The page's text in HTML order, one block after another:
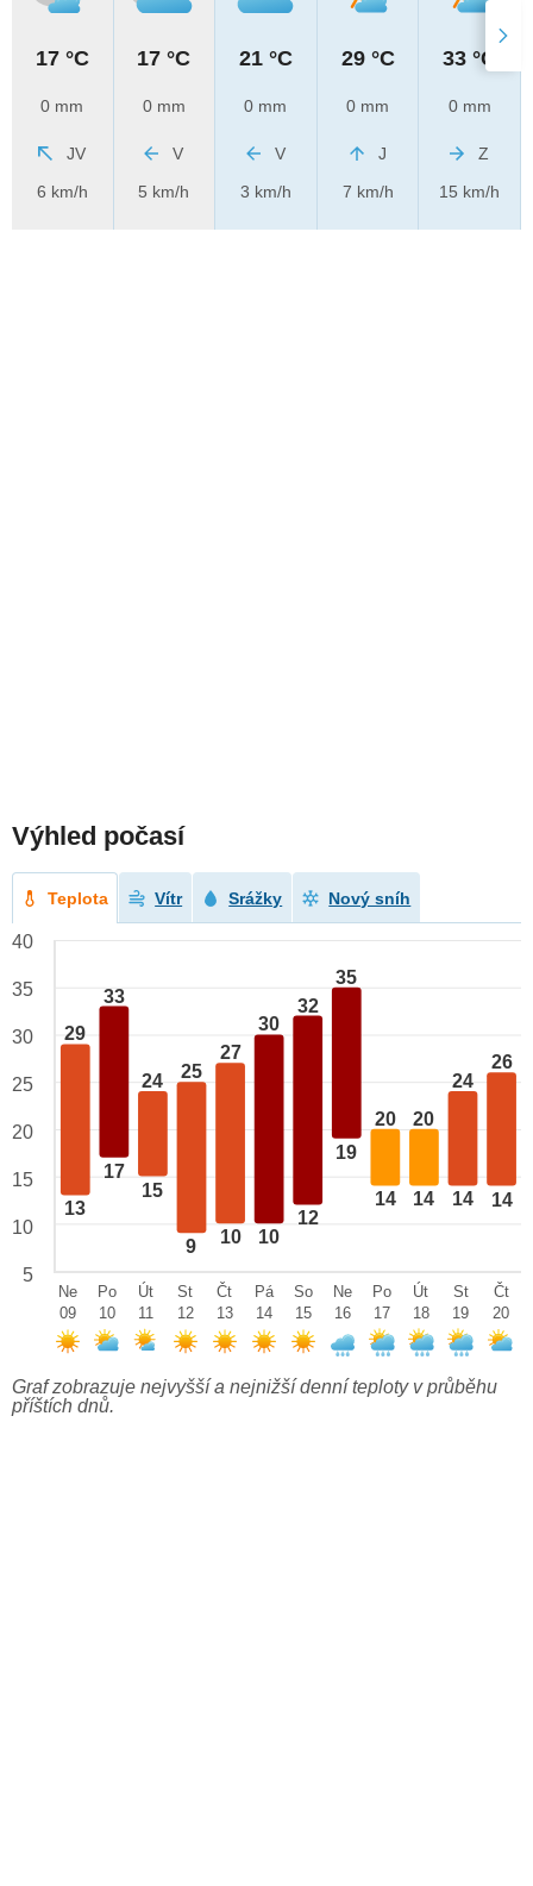
17 °C
0 mm
JV
6 km/h
17 °C
0 mm
V
5 km/h
21 °C
0 mm
V
3 km/h
29 °C
0 mm
J
7 km/h
33 °C
0 mm
Z
15 km/h
Výhled počasí
Teplota Vítr Srážky Nový sníh
29
13
33
17
24
15
25
9
27
10
30
10
32
12
35
19
20
14
20
14
24
14
26
14
40
35
30
25
20
15
10
5
Ne
09
Po
10
Út
11
St
12
Čt
13
Pá
14
So
15
Ne
16
Po
17
Út
18
St
19
Čt
20
Graf zobrazuje nejvyšší a nejnižší denní teploty v průběhu
příštích dnů.